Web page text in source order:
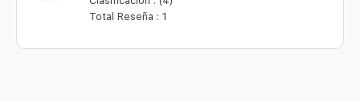
Total Reseña : 1